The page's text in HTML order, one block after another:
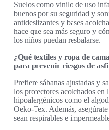
Suelos como vinilo de uso
buenos por su seguridad y
antideslizantes y bases
hace que sea más seguro y
los niños puedan resbalarse.
¿Qué textiles y ropa de
para prevenir riesgos de
Prefiere sábanas ajustadas y
los protectores acolchados en
hipoalergénicos como el
Oeko‑Tex. Además,
sean respirables e